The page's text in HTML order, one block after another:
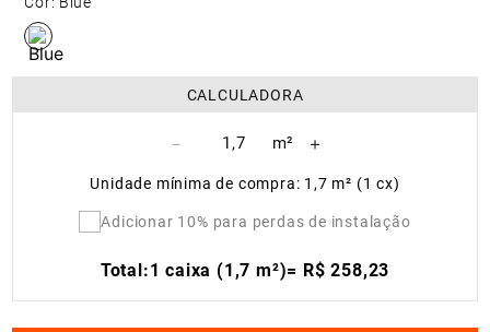
CALCULADORA
－ ＋
Unidade mínima de compra: 1,7 m² (1 cx)
Adicionar 10% para perdas de instalação
Total:1 caixa (1,7 m²)= R$ 258,23